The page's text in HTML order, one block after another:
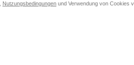
Nutzungsbedingungen und Verwendung von Cookies